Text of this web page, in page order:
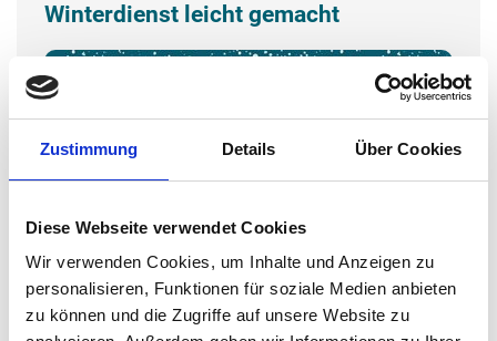
Zustimmung Details Über Cookies
Diese Webseite verwendet Cookies
Wir verwenden Cookies, um Inhalte und Anzeigen zu
personalisieren, Funktionen für soziale Medien anbieten
zu können und die Zugriffe auf unsere Website zu
Winterdienst leicht gemacht